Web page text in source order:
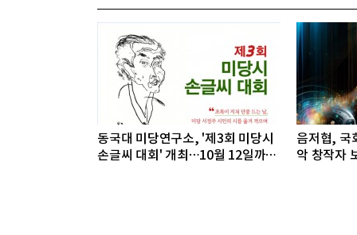
동국대 미당연구소, '제3회 미당시
손글씨 대회' 개최…10월 12일까지
음저협, 국
악 창작자